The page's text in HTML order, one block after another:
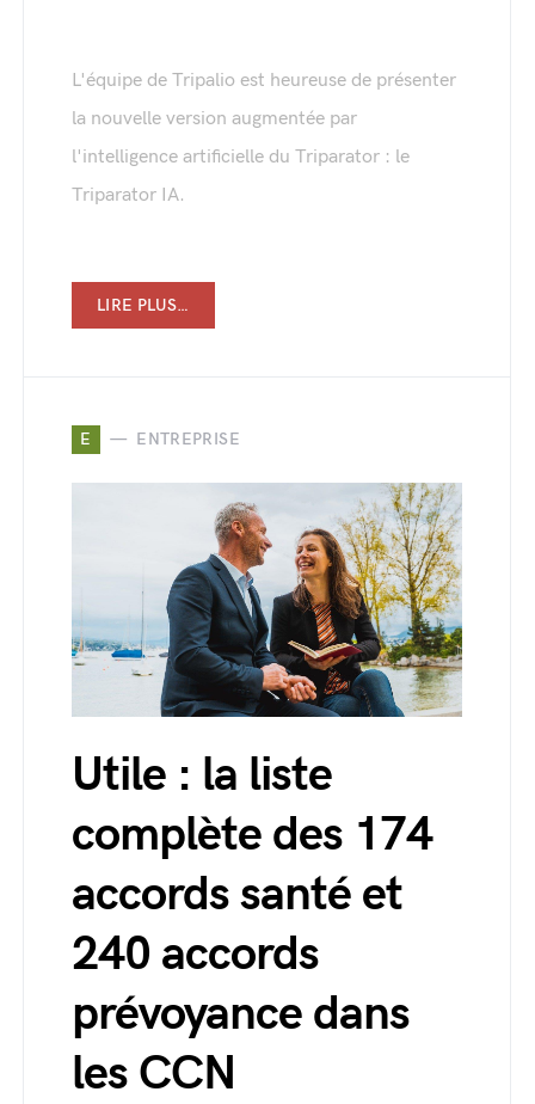
L'équipe de Tripalio est heureuse de présenter
la nouvelle version augmentée par
l'intelligence artificielle du Triparator : le
Triparator IA.
LIRE PLUS…
E ENTREPRISE
Utile : la liste
complète des 174
accords santé et
240 accords
prévoyance dans
les CCN